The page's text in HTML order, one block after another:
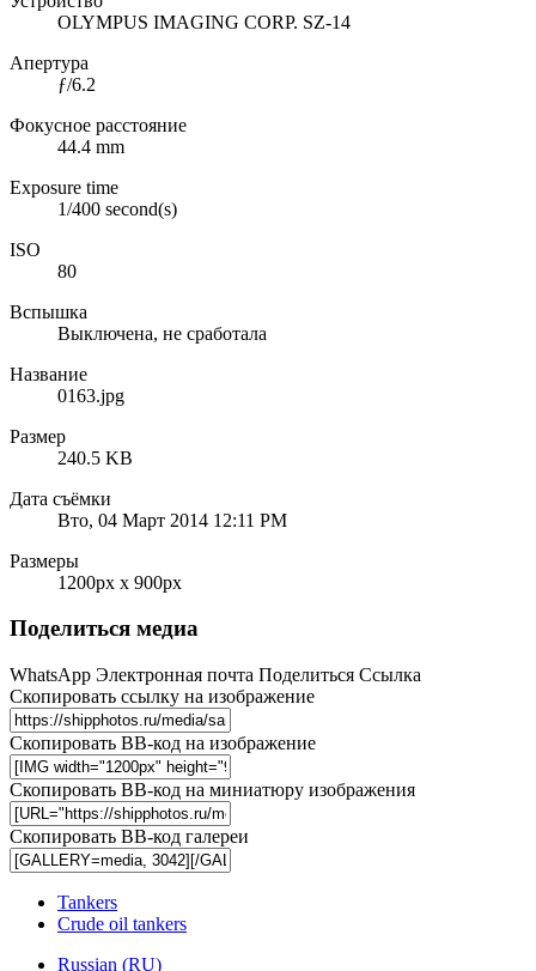
OLYMPUS IMAGING CORP. SZ-14
Апертура
ƒ/6.2
Фокусное расстояние
44.4 mm
Exposure time
1/400 second(s)
ISO
80
Вспышка
Выключена, не сработала
Название
0163.jpg
Размер
240.5 KB
Дата съёмки
Вто, 04 Март 2014 12:11 PM
Размеры
1200px x 900px
Поделиться медиа
WhatsApp Электронная почта Поделиться Ссылка
Скопировать ссылку на изображение
Скопировать BB-код на изображение
Скопировать BB-код на миниатюру изображения
Скопировать BB-код галереи
Tankers
Crude oil tankers
Russian (RU)